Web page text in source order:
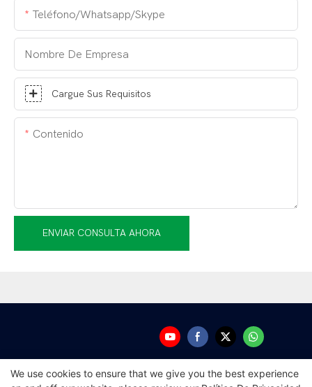
Teléfono/whatsapp/skype
Nombre De Empresa
Cargue Sus Requisitos
Contenido
ENVIAR CONSULTA AHORA
We use cookies to ensure that we give you the best experience